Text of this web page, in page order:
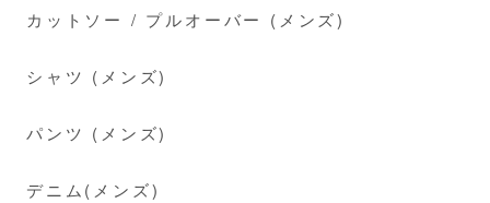
カットソー / プルオーバー (メンズ)
シャツ (メンズ)
パンツ (メンズ)
デニム(メンズ)